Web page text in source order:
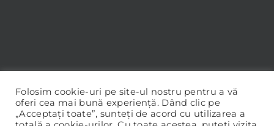
Folosim cookie-uri pe site-ul nostru pentru a vă
oferi cea mai bună experiență. Dând clic pe
„Acceptați toate”, sunteți de acord cu utilizarea a